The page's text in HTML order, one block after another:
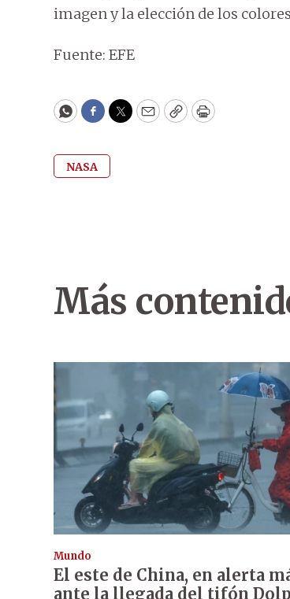
imagen y la elección de los
Fuente: EFE
WhatsApp
Facebook
Twitter
EmailCopyPrint
NASA
Más
Mundo
El este de China, en alerta
ante la llegada del tifón